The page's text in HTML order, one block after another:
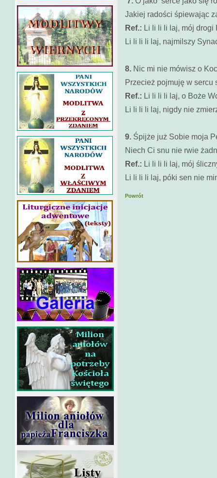
Jakiej radości śpiewając
Ref.: Li li li li laj, mój drogi
Li li li li laj, najmilszy
8. Nic mi nie mówisz o
Przecież pojmuję w sercu
Ref.: Li li li li laj, o Boże
Li li li li laj, nigdy nie
9. Śpijże już Sobie moja
Niech Ci snu nie rwie
Ref.: Li li li li laj, mój
Li li li li laj, póki sen nie
Powrót